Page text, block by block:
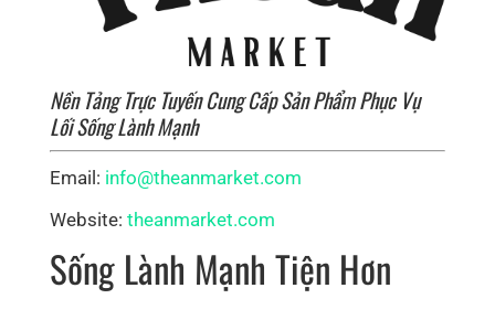
Nền Tảng Trực Tuyến Cung Cấp Sản Phẩm Phục Vụ
Lối Sống Lành Mạnh
Email: info@theanmarket.com
Website: theanmarket.com
Sống Lành Mạnh Tiện Hơn